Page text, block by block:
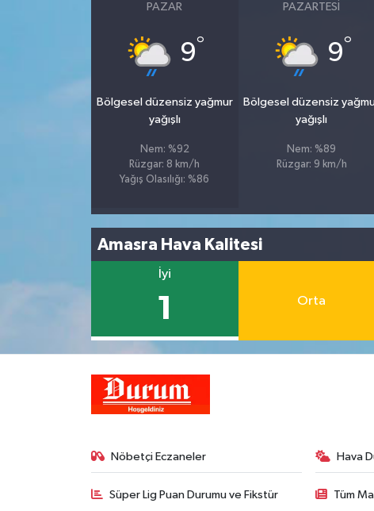
PAZAR
9°
Bölgesel düzensiz yağmur
yağışlı
Nem: %92
Rüzgar: 8 km/h
Yağış Olasılığı: %86
PAZARTESI
9°
Bölgesel düzensiz
yağışlı
Nem: %89
Rüzgar: 9 km/h
Amasra Hava Kalitesi
İyi
1 Orta
Nöbetçi Eczaneler Hava
Süper Lig Puan Durumu ve Fikstür Tüm